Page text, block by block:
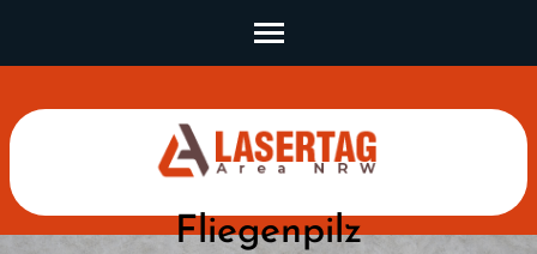
(Press
Fliegenpilz